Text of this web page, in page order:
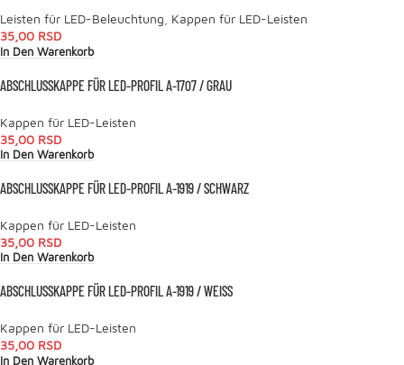
Leisten für LED-Beleuchtung Kappen für LED-Leisten
35,00 RSD
In Den Warenkorb
ABSCHLUSSKAPPE FÜR LED-PROFIL A-1707 / GRAU
Kappen für LED-Leisten
35,00 RSD
In Den Warenkorb
ABSCHLUSSKAPPE FÜR LED-PROFIL A-1919 / SCHWARZ
Kappen für LED-Leisten
35,00 RSD
In Den Warenkorb
ABSCHLUSSKAPPE FÜR LED-PROFIL A-1919 / WEISS
Kappen für LED-Leisten
35,00 RSD
In Den Warenkorb